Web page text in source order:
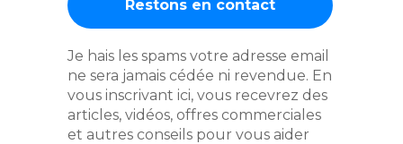
Je hais les spams votre adresse email
ne sera jamais cédée ni revendue. En
vous inscrivant ici, vous recevrez des
articles, vidéos, offres commerciales
et autres conseils pour vous aider